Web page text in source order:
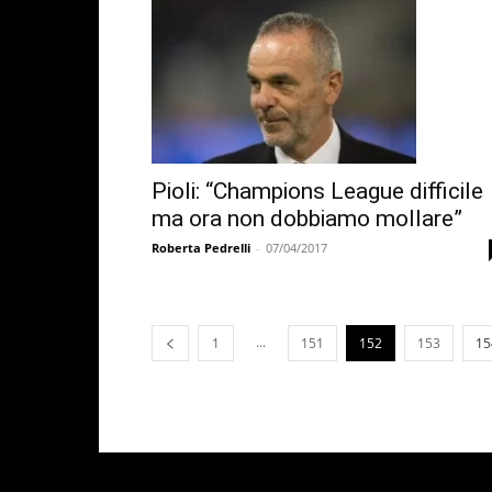
Pioli: “Champions League difficile
ma ora non dobbiamo mollare”
Roberta Pedrelli - 07/04/2017
1 ... 151 152 153